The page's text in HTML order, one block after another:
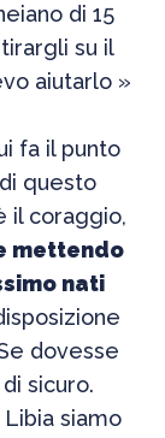
di 15
su il
aiutarlo »
fa il punto
questo
il coraggio,
mettendo
nati
dovesse
sicuro.
siamo